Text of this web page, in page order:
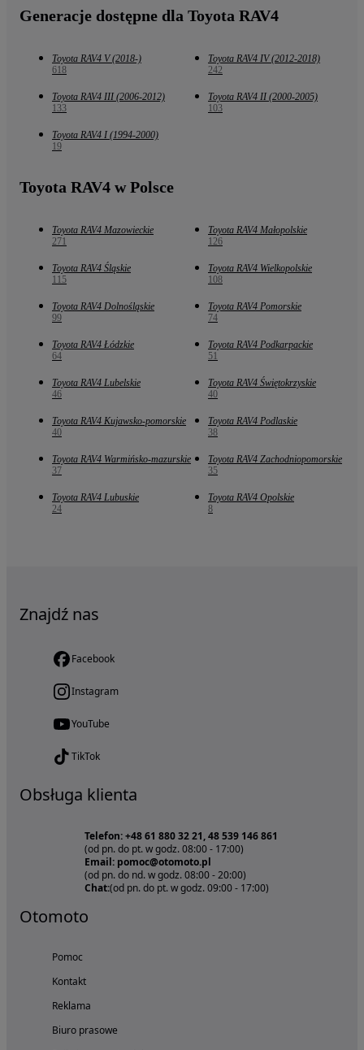
Generacje dostępne dla Toyota RAV4
Toyota RAV4 V (2018-)
618
Toyota RAV4 IV (2012-2018)
242
Toyota RAV4 III (2006-2012)
133
Toyota RAV4 II (2000-2005)
103
Toyota RAV4 I (1994-2000)
19
Toyota RAV4 w Polsce
Toyota RAV4 Mazowieckie
271
Toyota RAV4 Małopolskie
126
Toyota RAV4 Śląskie
115
Toyota RAV4 Wielkopolskie
108
Toyota RAV4 Dolnośląskie
99
Toyota RAV4 Pomorskie
74
Toyota RAV4 Łódzkie
64
Toyota RAV4 Podkarpackie
51
Toyota RAV4 Lubelskie
46
Toyota RAV4 Świętokrzyskie
40
Toyota RAV4 Kujawsko-pomorskie
40
Toyota RAV4 Podlaskie
38
Toyota RAV4 Warmińsko-mazurskie
37
Toyota RAV4 Zachodniopomorskie
35
Toyota RAV4 Lubuskie
24
Toyota RAV4 Opolskie
8
Znajdź nas
Facebook
Instagram
YouTube
TikTok
Obsługa klienta
Telefon: +48 61 880 32 21, 48 539 146 861
(od pn. do pt. w godz. 08:00 - 17:00)
Email: pomoc@otomoto.pl
(od pn. do nd. w godz. 08:00 - 20:00)
Chat:(od pn. do pt. w godz. 09:00 - 17:00)
Otomoto
Pomoc
Kontakt
Reklama
Biuro prasowe